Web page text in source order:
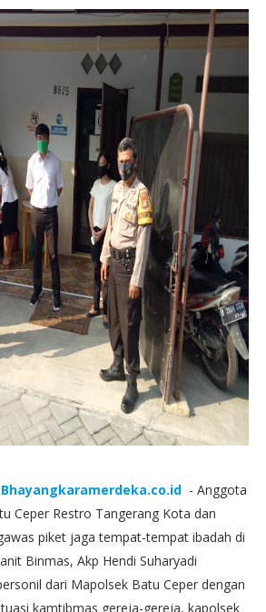
- Anggota
Ceper Restro Tangerang Kota dan
piket jaga tempat-tempat ibadah di
Binmas, Akp Hendi Suharyadi
dari Mapolsek Batu Ceper dengan
kamtibmas gereja-gereja, kapolsek